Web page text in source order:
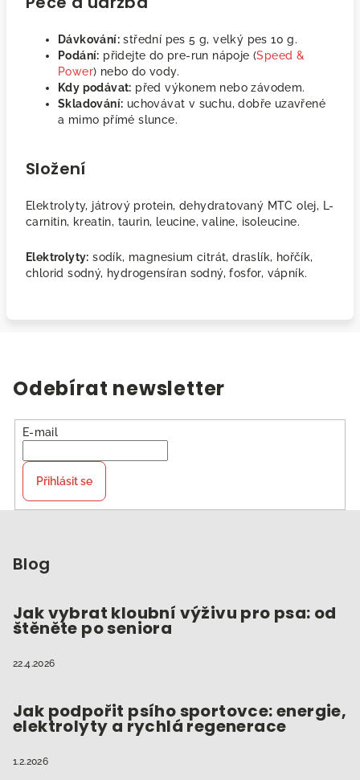
Dávkování: střední pes 5 g, velký pes 10 g.
Podání: přidejte do pre-run nápoje (Speed &
Power) nebo do vody.
Kdy podávat: před výkonem nebo závodem.
Skladování: uchovávat v suchu, dobře uzavřené
a mimo přímé slunce.
Složení
Elektrolyty, játrový protein, dehydratovaný MTC olej, L-
carnitin, kreatin, taurin, leucine, valine, isoleucine.
Elektrolyty: sodík, magnesium citrát, draslík, hořčík,
chlorid sodný, hydrogensíran sodný, fosfor, vápník.
Odebírat newsletter
E-mail
Přihlásit se
Blog
Jak vybrat kloubní výživu pro psa: od
štěněte po seniora
22.4.2026
Jak podpořit psího sportovce: energie,
elektrolyty a rychlá regenerace
1.2.2026